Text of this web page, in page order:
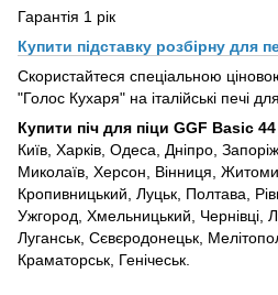
Гарантія 1 рік
Купити підставку розбірну для
Скористайтеся спеціальною
"Голос Кухаря" на італійські печі
Купити піч для піци GGF Basic
Київ, Харків, Одеса, Дніпро,
Миколаїв, Херсон, Вінниця,
Кропивницький, Луцьк, Полтава,
Ужгород, Хмельницький, Чернівці,
Луганськ, Сєвєродонецьк,
Краматорськ, Генічеськ.